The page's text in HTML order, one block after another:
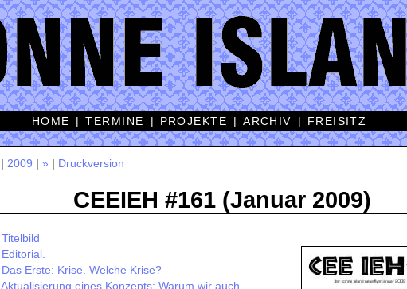
HOME |TERMINE | PROJEKTE |ARCHIV | FREISITZ
| 2009 | » | Druckversion
CEEIEH #161 (Januar 2009)
Titelbild
Editorial.
Das Erste: Krise. Welche Krise?
Aktualisierung eines Konzepts: Warum wir auch